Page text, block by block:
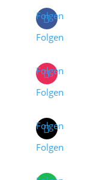
Folgen
Folgen
Folgen
Folgen
Folgen
Folgen